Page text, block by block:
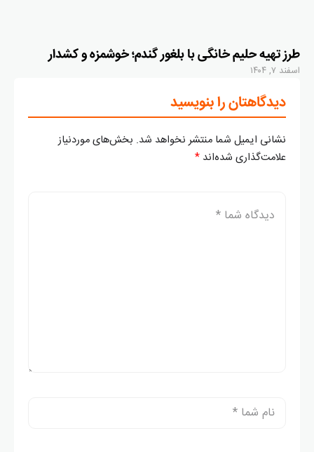
طرز تهیه حلیم خانگی با بلغور گندم؛ خوشمزه و کشدار
اسفند ۷, ۱۴۰۴
دیدگاهتان را بنویسید
نشانی ایمیل شما منتشر نخواهد شد. بخش‌های موردنیاز
علامت‌گذاری شده‌اند *